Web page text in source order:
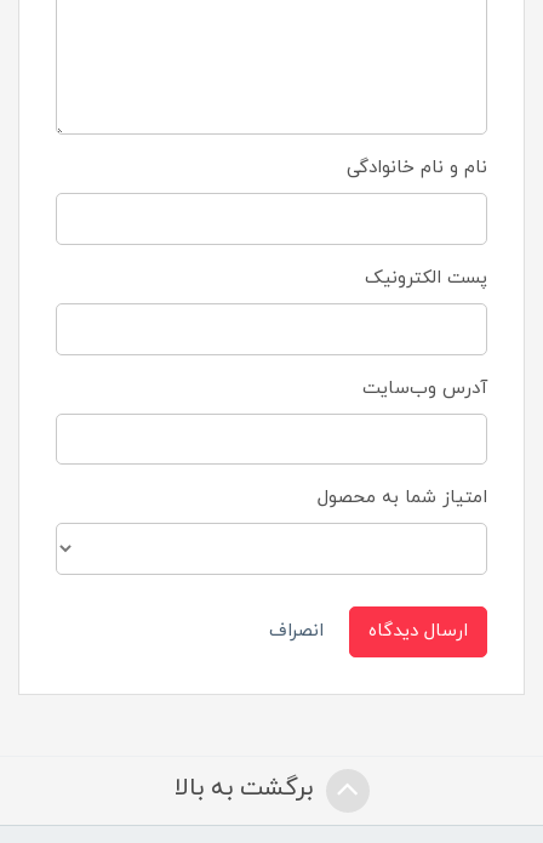
نام و نام خانوادگی
پست الکترونیک
آدرس وب‌سایت
امتیاز شما به محصول
ارسال دیدگاه انصراف
برگشت به بالا